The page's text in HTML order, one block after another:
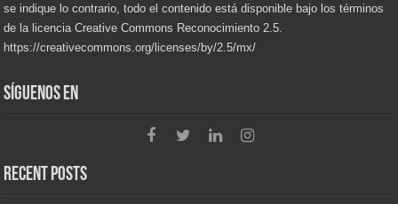
se indique lo contrario, todo el contenido está disponible bajo los términos
de la licencia Creative Commons Reconocimiento 2.5.
https://creativecommons.org/licenses/by/2.5/mx/
Síguenos en
Recent Posts